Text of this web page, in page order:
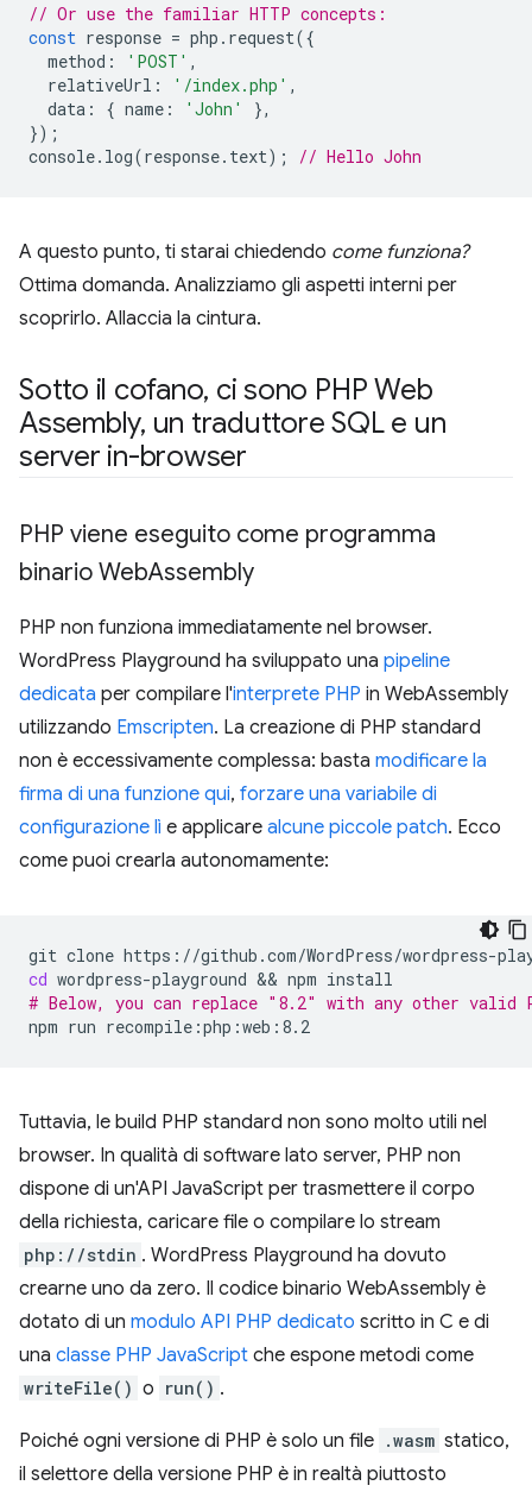
// Or use the familiar HTTP concepts:
const response = php . request({
method : 'POST' ,
relativeUrl : '/index.php' ,
data : { name : 'John'
},
});
console. log(response. text); // Hello John
A questo punto, ti starai chiedendo come funziona?
Ottima domanda. Analizziamo gli aspetti interni per
scoprirlo. Allaccia la cintura.
Sotto il cofano, ci sono PHP Web
Assembly, un traduttore SQL e un
server in-browser
PHP viene eseguito come programma
binario WebAssembly
PHP non funziona immediatamente nel browser.
WordPress Playground ha sviluppato una pipeline
dedicata per compilare l'interprete PHP in WebAssembly
utilizzando Emscripten. La creazione di PHP standard
non è eccessivamente complessa: basta modificare la
firma di una funzione qui, forzare una variabile di
configurazione lì e applicare alcune piccole patch. Ecco
come puoi crearla autonomamente:
git clone
cd wordpress-playground && npm
# Below, you can replace "8.2" with any other valid
npm run
Tuttavia, le build PHP standard non sono molto utili nel
browser. In qualità di software lato server, PHP non
dispone di un'API JavaScript per trasmettere il corpo
della richiesta, caricare file o compilare lo stream
php://stdin . WordPress Playground ha dovuto
crearne uno da zero. Il codice binario WebAssembly è
dotato di un modulo API PHP dedicato scritto in C e di
una classe PHP JavaScript che espone metodi come
writeFile() o run() .
Poiché ogni versione di PHP è solo un file .wasm statico,
il selettore della versione PHP è in realtà piuttosto